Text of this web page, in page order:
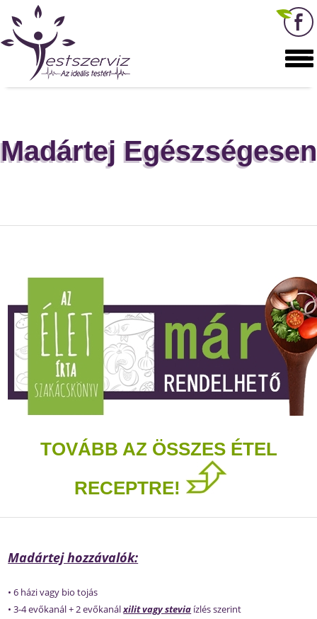
Madártej Egészségesen
TOVÁBB AZ ÖSSZES ÉTEL
RECEPTRE!
Madártej hozzávalók:
• 6 házi vagy bio tojás
• 3-4 evőkanál + 2 evőkanálxilit vagy stevia ízlés szerint